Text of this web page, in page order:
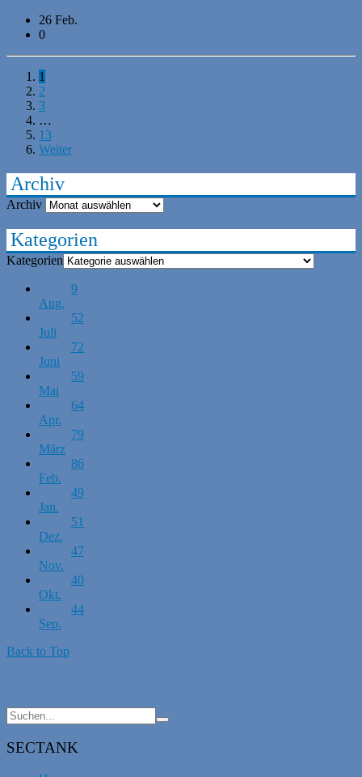
26 Feb.
0
1
2
3
…
13
Weiter
Archiv
Archiv
Kategorien
Kategorien
9
Aug.
52
Juli
72
Juni
59
Mai
64
Apr.
79
März
86
Feb.
49
Jan.
51
Dez.
47
Nov.
40
Okt.
44
Sep.
Back to Top
SECTANK